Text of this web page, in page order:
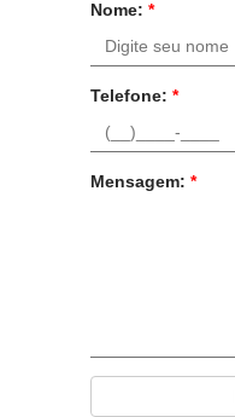
Nome: *
Telefone: *
Mensagem: *